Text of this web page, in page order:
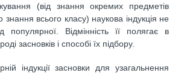
(від знання окремих предметів
знання всього класу) наукова індукція не
популярної. Відмінність її полягає в
засновків і способі їх підбору.
індукції засновки для узагальнення